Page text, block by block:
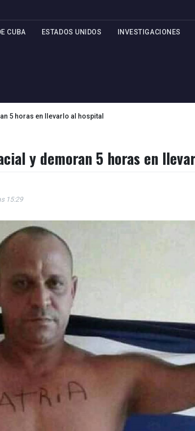
CUBA ESTADOS UNIDOS INVESTIGACIONES
5 horas en llevarlo al hospital
y demoran 5 horas en
15:29